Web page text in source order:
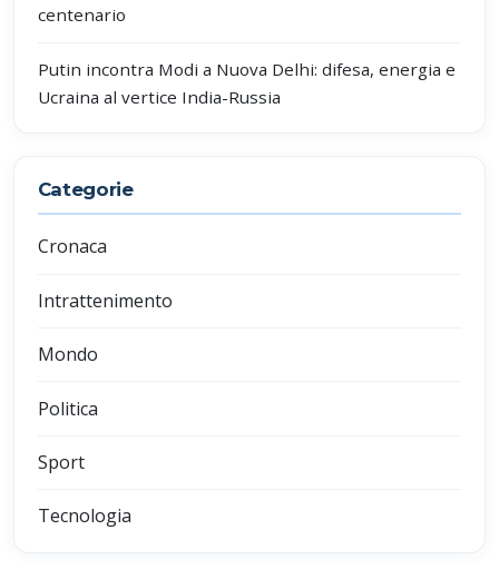
centenario
Putin incontra Modi a Nuova Delhi: difesa, energia e
Ucraina al vertice India-Russia
Categorie
Cronaca
Intrattenimento
Mondo
Politica
Sport
Tecnologia